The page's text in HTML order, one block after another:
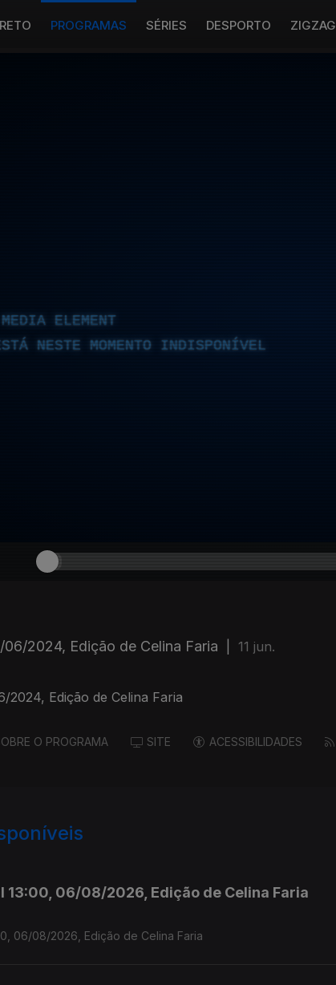
PROGRAMAS SÉRIES DESPORTO ZIGZAG
ELEMENT
NESTE MOMENTO INDISPONÍVEL
06/2024, Edição de Celina Faria
11 jun.
2024, Edição de Celina Faria
O PROGRAMA SITE ACESSIBILIDADES
13:00, 06/08/2026, Edição de Celina Faria
06/08/2026, Edição de Celina Faria